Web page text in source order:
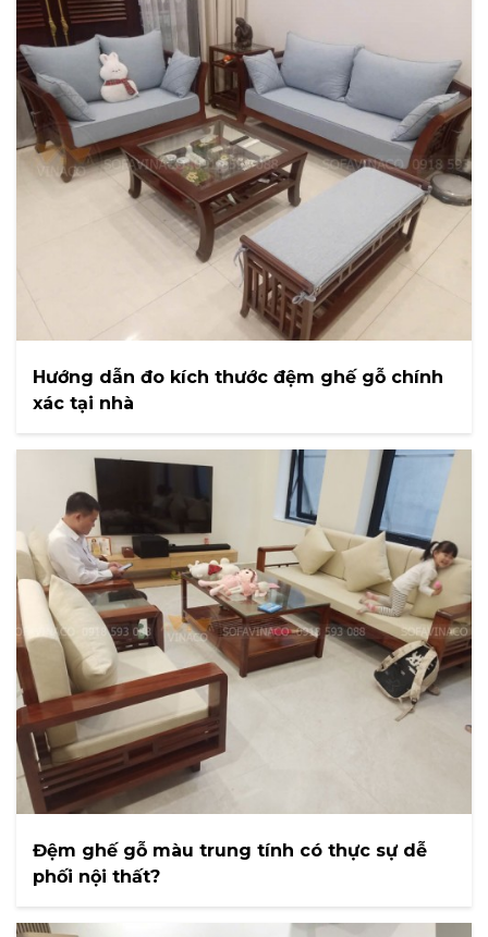
Hướng dẫn đo kích thước đệm ghế gỗ chính
xác tại nhà
Đệm ghế gỗ màu trung tính có thực sự dễ
phối nội thất?